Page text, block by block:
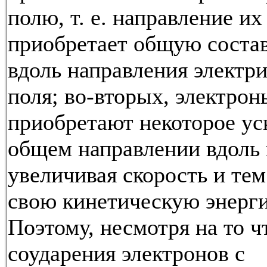
полю, т. е. направление
приобретает общую
вдоль направления
поля; во-вторых,
приобретают некоторое
общем направлении вдоль
увеличивая скорость и
свою кинетическую
Поэтому, несмотря на то
соударения электронов с